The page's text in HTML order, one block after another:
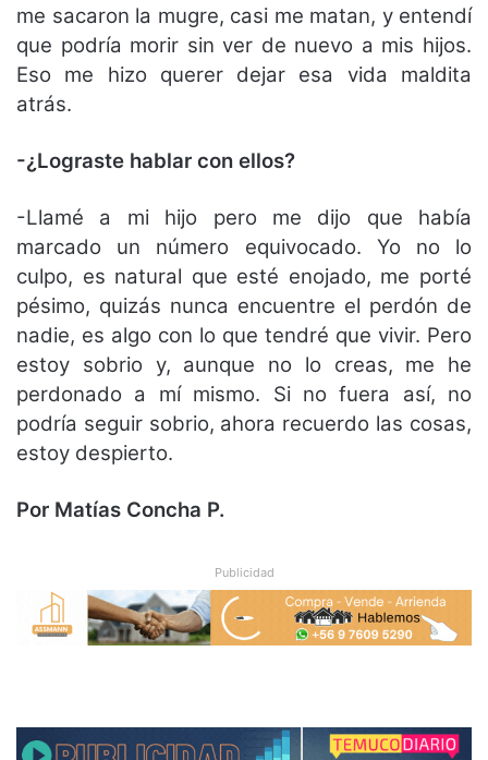
me sacaron la mugre, casi me matan, y entendí
que podría morir sin ver de nuevo a mis hijos.
Eso me hizo querer dejar esa vida maldita
atrás.
-¿Lograste hablar con ellos?
-Llamé a mi hijo pero me dijo que había
marcado un número equivocado. Yo no lo
culpo, es natural que esté enojado, me porté
pésimo, quizás nunca encuentre el perdón de
nadie, es algo con lo que tendré que vivir. Pero
estoy sobrio y, aunque no lo creas, me he
perdonado a mí mismo. Si no fuera así, no
podría seguir sobrio, ahora recuerdo las cosas,
estoy despierto.
Por Matías Concha P.
Publicidad